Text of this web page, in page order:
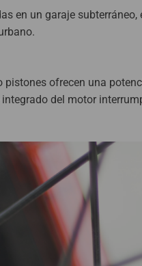
en un garaje subterráneo,
pistones ofrecen una
del motor